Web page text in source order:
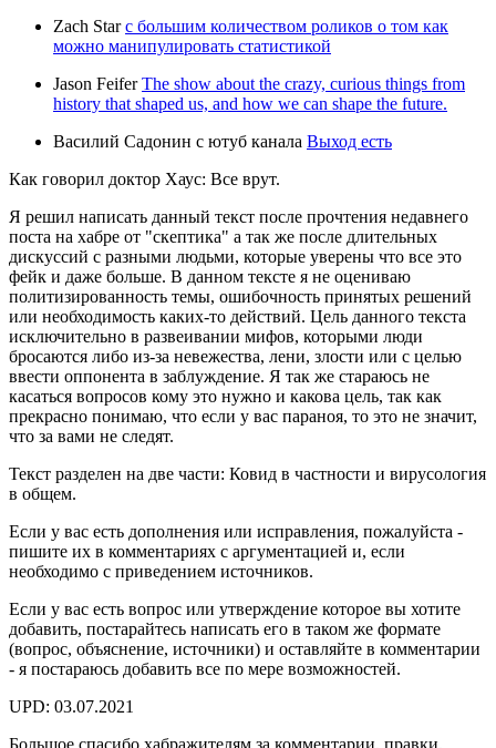
Zach Starс большим количеством роликов о том как
можно манипулировать статистикой
Jason FeiferThe show about the crazy, curious things from
history that shaped us, and how we can shape the future.
Василий Садонин с ютуб канала Выход есть
Как говорил доктор Хаус: Все врут.
Я решил написать данный текст после прочтения недавнего
поста на хабре от "скептика" а так же после длительных
дискуссий с разными людьми, которые уверены что все это
фейк и даже больше. В данном тексте я не оцениваю
политизированность темы, ошибочность принятых решений
или необходимость каких-то действий. Цель данного текста
исключительно в развеивании мифов, которыми люди
бросаются либо из-за невежества, лени, злости или с целью
ввести оппонента в заблуждение. Я так же стараюсь не
касаться вопросов кому это нужно и какова цель, так как
прекрасно понимаю, что если у вас параноя, то это не значит,
что за вами не следят.
Текст разделен на две части: Ковид в частности и вирусология
в общем.
Если у вас есть дополнения или исправления, пожалуйста -
пишите их в комментариях с аргументацией и, если
необходимо с приведением источников.
Если у вас есть вопрос или утверждение которое вы хотите
добавить, постарайтесь написать его в таком же формате
(вопрос, объяснение, источники) и оставляйте в комментарии
- я постараюсь добавить все по мере возможностей.
UPD: 03.07.2021